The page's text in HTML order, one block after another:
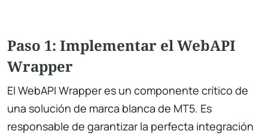
Paso 1: Implementar el WebAPI
Wrapper
El WebAPI Wrapper es un componente crítico de
una solución de marca blanca de MT5. Es
responsable de garantizar la perfecta integración